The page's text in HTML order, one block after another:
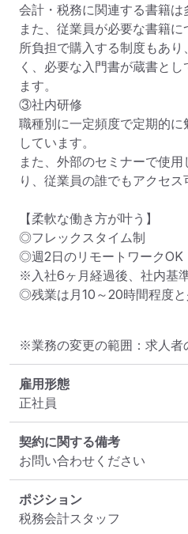
会計・税務に関連する書籍は
また、従業員が必要な書籍
所負担で購入する制度もあ
く、必要な入門書が蔵書と
ます。
③社内研修
職種別に一定頻度で定期的
しています。
また、外部のセミナーで使
り、従業員の誰でもアクセス
【柔軟な働き方が叶う】
◎フレックスタイム制
◎週2日のリモートワークOK
※入社6ヶ月経過後、社内基
◎残業は月10～20時間程度と
※業務の変更の範囲：求人者
雇用形態
正社員
契約に関する備考
お問い合わせください
ポジション
税務会計スタッフ